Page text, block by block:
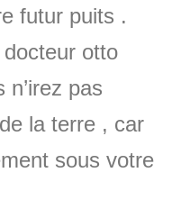
futur puits .
otto
pas
la terre , car
sous votre